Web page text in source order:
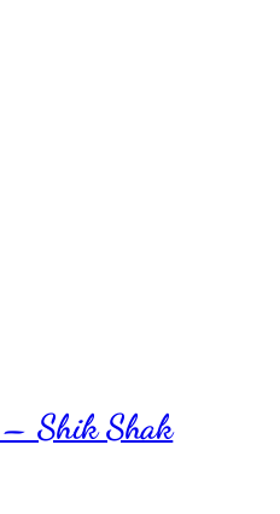
– Shik Shak